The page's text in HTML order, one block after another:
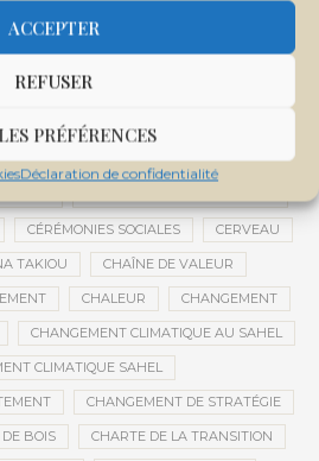
ACCEPTER
REFUSER
PRÉFÉRENCES
Déclaration de confidentialité
DE CONFÉRENCES DE BAMAKO
CENTRE MALI
ET CONCOURS DE L’ÉDUCATION
CERCLE DE RÉFLEXION À DISTANCE
CÉRÉMONIES SOCIALES CERVEAU
TAKIOU CHAÎNE DE VALEUR
CHALEUR CHANGEMENT
CHANGEMENT CLIMATIQUE AU SAHEL
CLIMATIQUE SAHEL
CHANGEMENT DE STRATÉGIE
BOIS CHARTE DE LA TRANSITION